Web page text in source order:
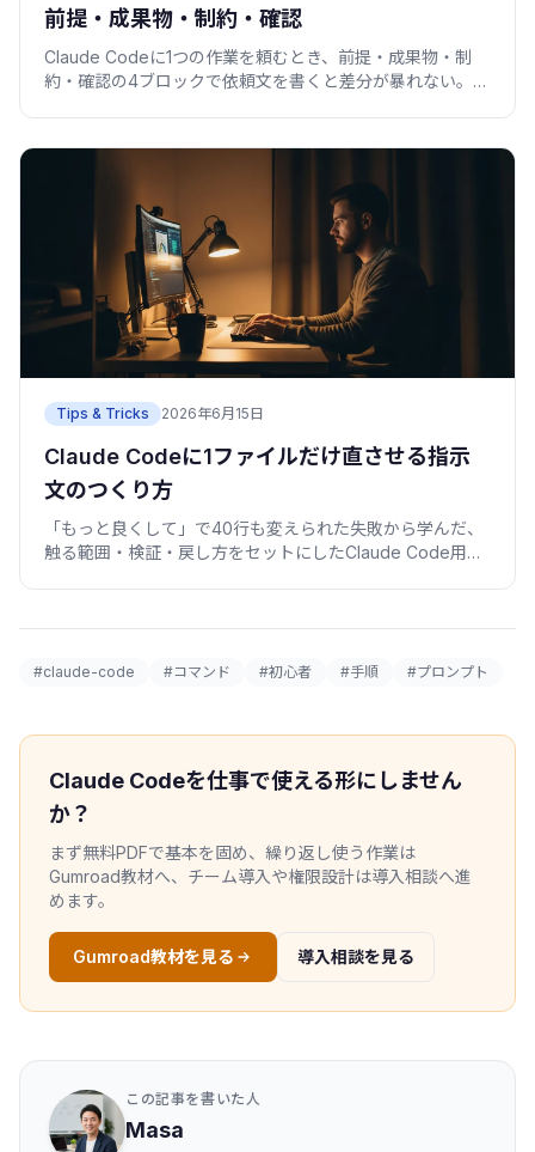
前提・成果物・制約・確認
Claude Codeに1つの作業を頼むとき、前提・成果物・制
約・確認の4ブロックで依頼文を書くと差分が暴れない。コ
Tips & Tricks 2026年6月15日
Claude Codeに1ファイルだけ直させる指示
文のつくり方
「もっと良くして」で40行も変えられた失敗から学んだ、
触る範囲・検証・戻し方をセットにしたClaude Code用の
#claude-code #コマンド #初心者 #手順 #プロンプト
Claude Codeを仕事で使える形にしません
か？
まず無料PDFで基本を固め、繰り返し使う作業は
Gumroad教材へ、チーム導入や権限設計は導入相談へ進
めます。
Gumroad教材を見る 導入相談を見る
この記事を書いた人
Masa